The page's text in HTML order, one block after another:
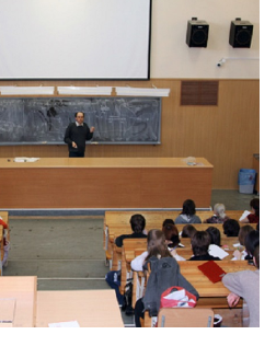
и
г